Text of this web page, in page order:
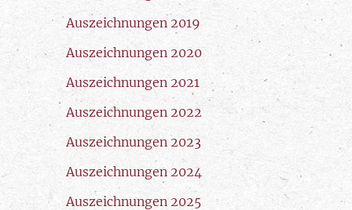
Auszeichnungen 2019
Auszeichnungen 2020
Auszeichnungen 2021
Auszeichnungen 2022
Auszeichnungen 2023
Auszeichnungen 2024
Auszeichnungen 2025